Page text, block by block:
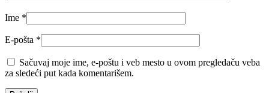
Ime *
E-pošta *
Sačuvaj moje ime, e-poštu i veb mesto u ovom pregledaču veba
za sledeći put kada komentarišem.